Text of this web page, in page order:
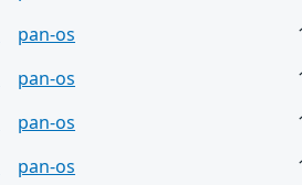
pan-os
pan-os
pan-os
pan-os